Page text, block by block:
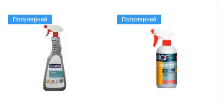
Популярний Популярний